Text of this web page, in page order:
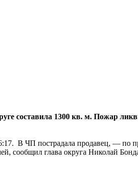
составила 1300 кв. м. Пожар
В ЧП пострадала продавец, — по
сообщил глава округа Николай